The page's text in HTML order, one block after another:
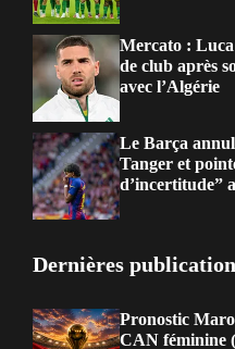
Mercato :
de club après
avec l’Algérie
Le Barça
Tanger et
d’incertitude”
Dernières
Pronostic
CAN féminine